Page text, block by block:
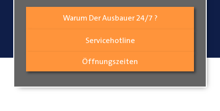
Warum Der Ausbauer 24/7 ?
Servicehotline
Öffnungszeiten